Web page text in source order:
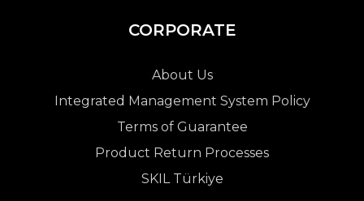
CORPORATE
About Us
Integrated Management System Policy
Terms of Guarantee
Product Return Processes
SKIL Türkiye